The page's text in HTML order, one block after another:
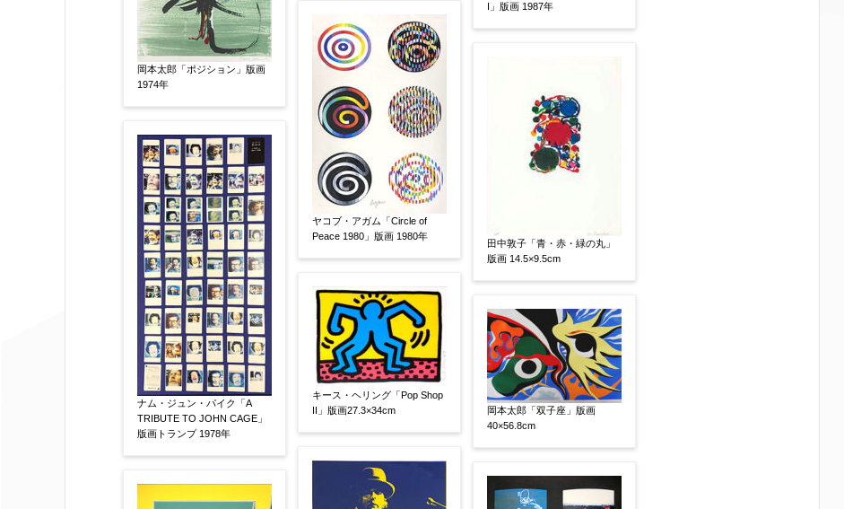
体裁 【任意】
額装
軸装 シート その他
サイン等の有無 【任意】
サイン無 印有 鑑定証書付 共箱
その他
限定番号 【任意】
制作年 【任意】
売却希望時期 【任意】
すぐに売りたい
電話で相談したい その他
他社様の査定価格 【任意】
会社名：
岡本太郎「ポジション」版画
1974年
ナム・ジュン・パイク「A
TRIBUTE TO JOHN CAGE」
版画トランプ 1978年
ヤコブ・アガム「Circle of
Peace 1980」版画 1980年
キース・ヘリング「Pop Shop
II」版画27.3×34cm
I」版画 1987年
田中敦子「青・赤・緑の丸」
版画 14.5×9.5cm
岡本太郎「双子座」版画
40×56.8cm